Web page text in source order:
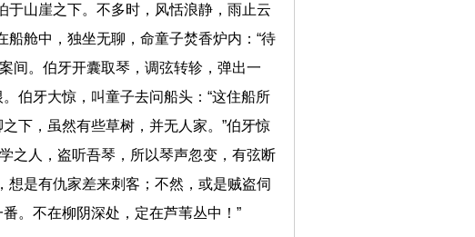
于山崖之下。不多时，风恬浪静，雨止云
舱中，独坐无聊，命童子焚香炉内：“待
间。伯牙开囊取琴，调弦转轸，弹出一
伯牙大惊，叫童子去问船头：“这住船所
下，虽然有些草树，并无人家。”伯牙惊
之人，盗听吾琴，所以琴声忽变，有弦断
是有仇家差来刺客；不然，或是贼盗伺
番。不在柳阴深处，定在芦苇丛中！”